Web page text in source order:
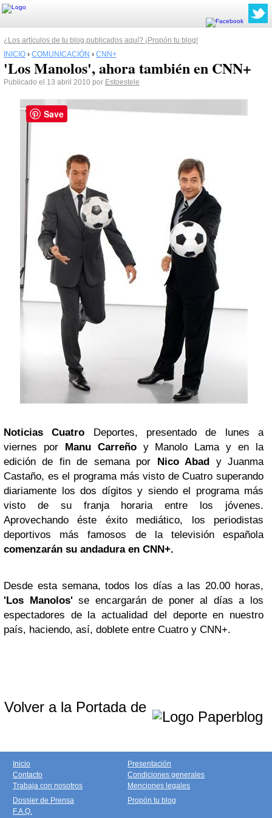
¿Los artículos de tu blog publicados aquí? ¡Propón tu blog!
INICIO › COMUNICACIÓN › CNN+
'Los Manolos', ahora también en CNN+
Publicado el 13 abril 2010 por Estoestele
Noticias Cuatro Deportes, presentado de lunes a
viernes por Manu Carreñoy Manolo Lama y en la
edición de fin de semana por Nico Abad y Juanma
Castaño, es el programa más visto de Cuatro superando
diariamente los dos dígitos y siendo el programa más
visto de su franja horaria entre los jóvenes.
Aprovechando éste éxito mediático, los periodistas
deportivos más famosos de la televisión española
comenzarán su andadura en CNN+.
Desde esta semana, todos los días a las 20.00 horas,
'Los Manolos'se encargarán de poner al días a los
espectadores de la actualidad del deporte en nuestro
país, haciendo, así, doblete entre Cuatro y CNN+.
Volver a la Portada de
Inicio
Contacto
Trabaja con nosotros
Presentación
Condiciones generales
Menciones legales
Dossier de Prensa
F.A.Q.
Propón tu blog
Save